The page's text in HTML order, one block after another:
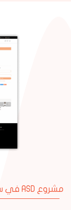
مشروع ASD في سطور